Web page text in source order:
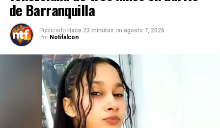
de Barranquilla
Publicado Hace 23 minutos on agosto 7, 2026
Por Notifalcon